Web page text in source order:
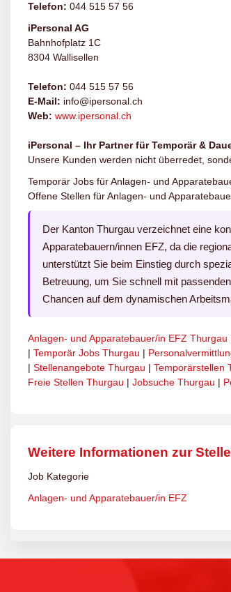
Telefon: 044 515 57 56
iPersonal AG
Bahnhofplatz 1C
8304 Wallisellen
Telefon: 044 515 57 56
E-Mail: info@ipersonal.ch
Web: www.ipersonal.ch
iPersonal – Ihr Partner für Temporär &
Unsere Kunden werden nicht überredet,
Temporär Jobs für Anlagen- und
Offene Stellen für Anlagen- und
Der Kanton Thurgau verzeichnet eine
Apparatebauern/innen EFZ, da die
unterstützt Sie beim Einstieg durch
Betreuung, um Sie schnell mit
Chancen auf dem dynamischen
Anlagen- und Apparatebauer/in EFZ Thurgau
| Temporär Jobs Thurgau |
| Stellenangebote Thurgau | Temporärstellen
Freie Stellen Thurgau | Jobsuche Thurgau |
Weitere Informationen zur
Job Kategorie
Anlagen- und Apparatebauer/in EFZ